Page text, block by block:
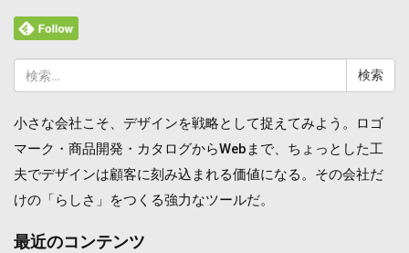
検
索:
小さな会社こそ、デザインを戦略として捉えてみよう。ロゴ
マーク・商品開発・カタログからWebまで、ちょっとした工
夫でデザインは顧客に刻み込まれる価値になる。その会社だ
けの「らしさ」をつくる強力なツールだ。
最近のコンテンツ